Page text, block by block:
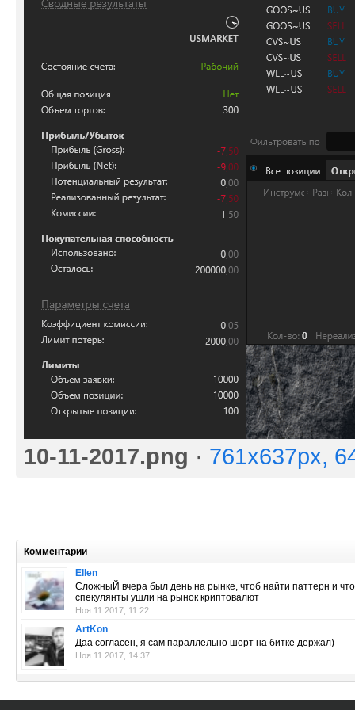
10-11-2017.png · 761x637px,
Комментарии
Ellen
СложныЙ вчера был день на рынке, чтоб найти паттерн и
спекулянты ушли на рынок криптовалют
Ноя 11 2017, 11:22
ArtKon
Даа согласен, я сам параллельно шорт на битке держал)
Ноя 11 2017, 14:37